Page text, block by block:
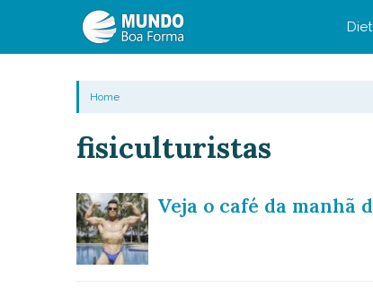
Home
fisiculturistas
Veja o café da manhã